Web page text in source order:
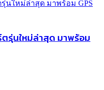
รุ่นใหม่ล่าสุด มาพร้อม